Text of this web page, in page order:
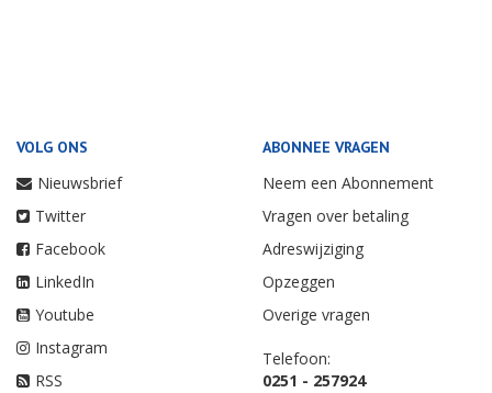
VOLG ONS
Nieuwsbrief
Twitter
Facebook
LinkedIn
Youtube
Instagram
RSS
ABONNEE VRAGEN
Neem een Abonnement
Vragen over betaling
Adreswijziging
Opzeggen
Overige vragen
Telefoon:
0251 - 257924